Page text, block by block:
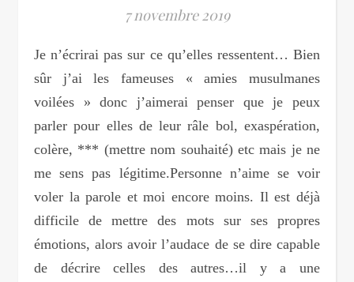
7 novembre 2019
Je n’écrirai pas sur ce qu’elles ressentent… Bien
sûr j’ai les fameuses « amies musulmanes
voilées » donc j’aimerai penser que je peux
parler pour elles de leur râle bol, exaspération,
colère, *** (mettre nom souhaité) etc mais je ne
me sens pas légitime.Personne n’aime se voir
voler la parole et moi encore moins. Il est déjà
difficile de mettre des mots sur ses propres
émotions, alors avoir l’audace de se dire capable
de décrire celles des autres…il y a une